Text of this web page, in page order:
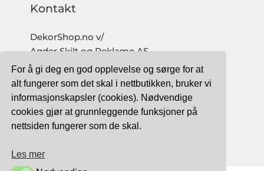
For å gi deg en god opplevelse og sørge for at
alt fungerer som det skal i nettbutikken, bruker vi
informasjonskapsler (cookies). Nødvendige
cookies gjør at grunnleggende funksjoner på
nettsiden fungerer som de skal.
Les mer
Kontakt
DekorShop.no v/
Agder Skilt og Reklame AS
Org. nr: 997 633 016 MVA
salg@dekorshop.no
Tlf: 959 32 123
09.00 - 16.00